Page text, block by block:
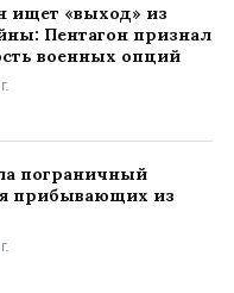
ищет «выход» из
Пентагон признал
военных опций
пограничный
прибывающих из